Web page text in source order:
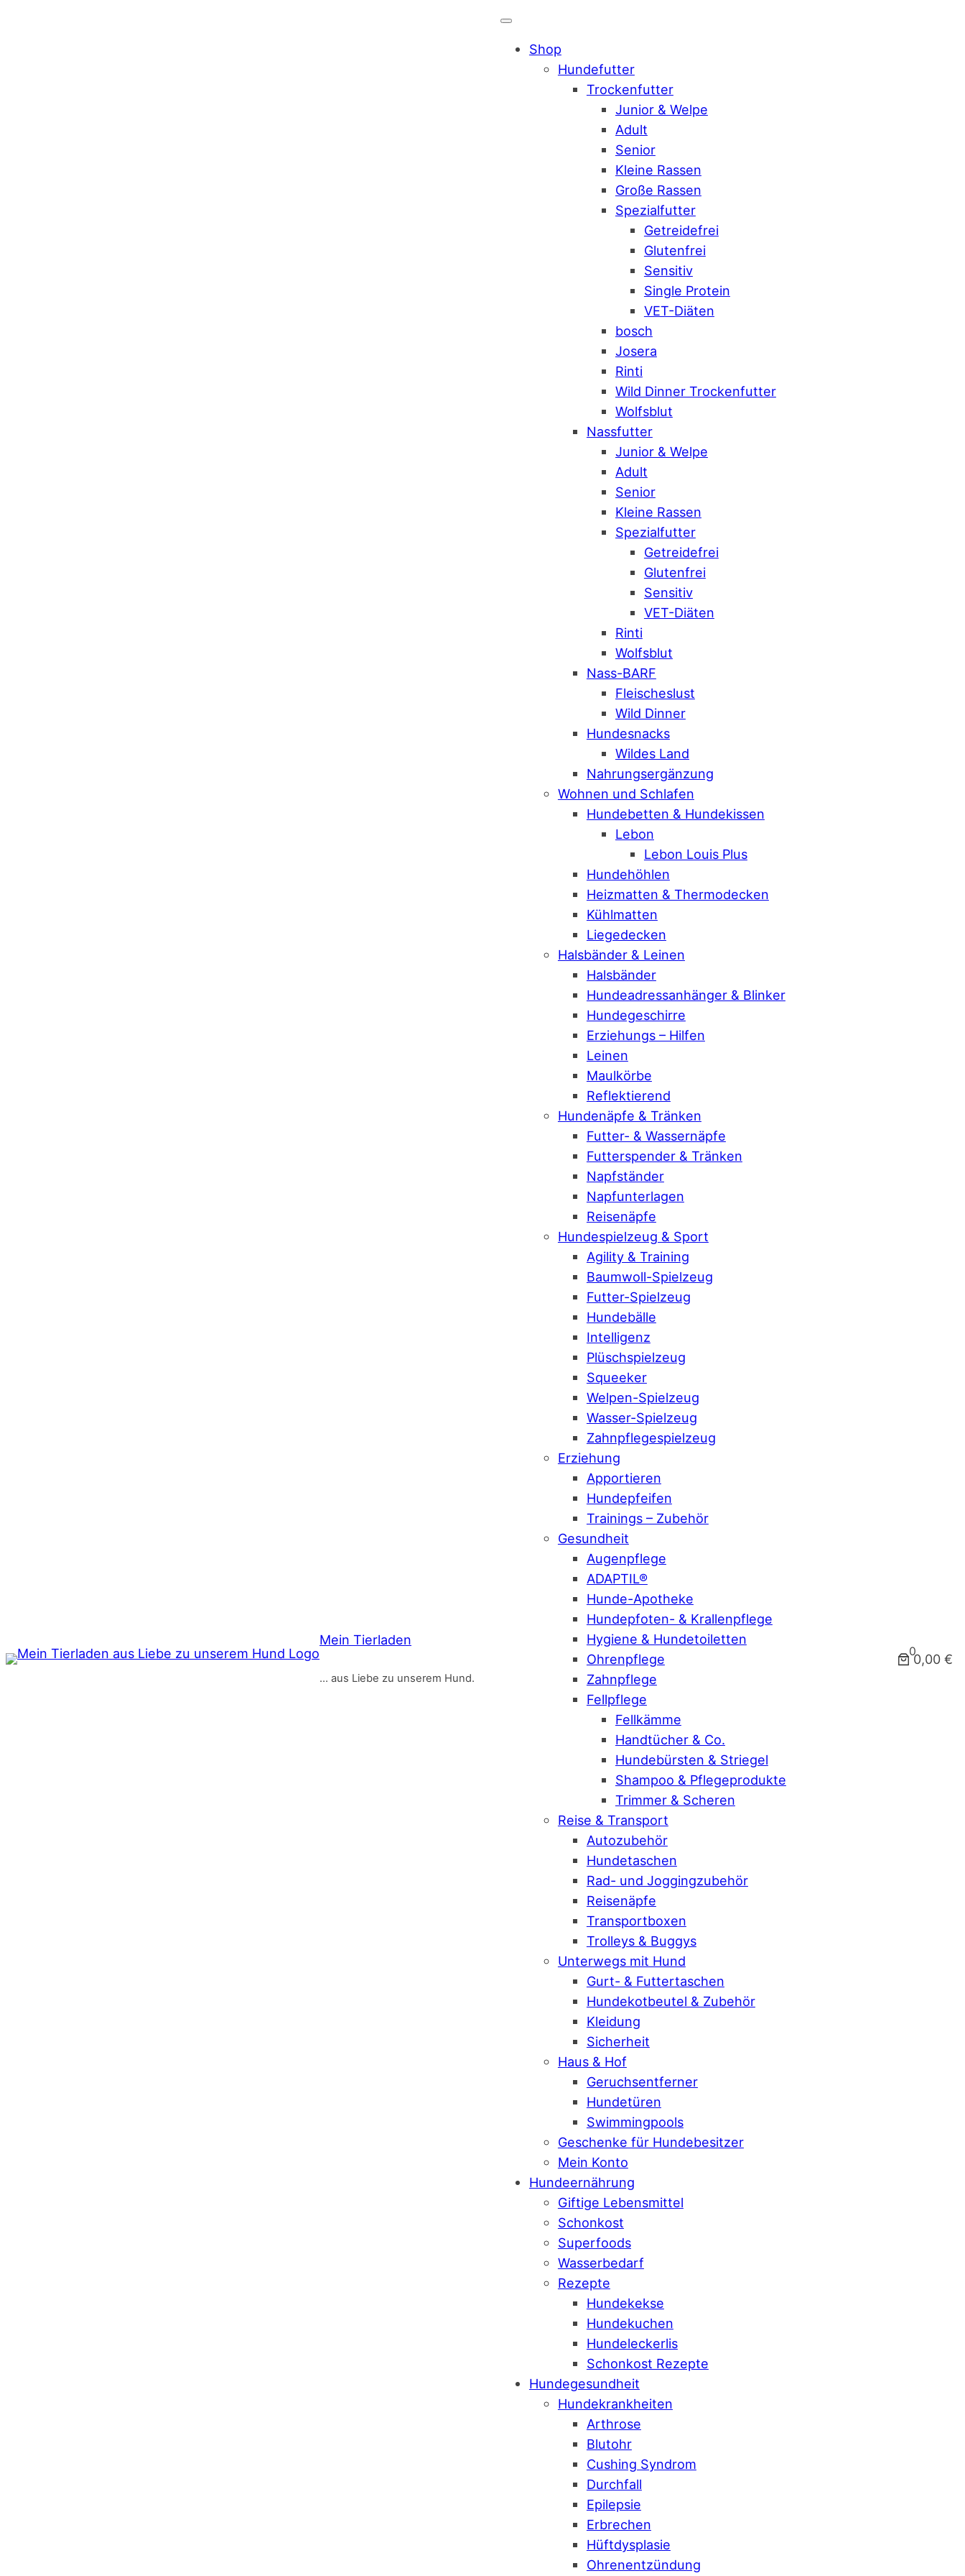
Mein Tierladen
… aus Liebe zu unserem Hund.
Shop
Hundefutter
Trockenfutter
Junior & Welpe
Adult
Senior
Kleine Rassen
Große Rassen
Spezialfutter
Getreidefrei
Glutenfrei
Sensitiv
Single Protein
VET-Diäten
bosch
Josera
Rinti
Wild Dinner Trockenfutter
Wolfsblut
Nassfutter
Junior & Welpe
Adult
Senior
Kleine Rassen
Spezialfutter
Getreidefrei
Glutenfrei
Sensitiv
VET-Diäten
Rinti
Wolfsblut
Nass-BARF
Fleischeslust
Wild Dinner
Hundesnacks
Wildes Land
Nahrungsergänzung
Wohnen und Schlafen
Hundebetten & Hundekissen
Lebon
Lebon Louis Plus
Hundehöhlen
Heizmatten & Thermodecken
Kühlmatten
Liegedecken
Halsbänder & Leinen
Halsbänder
Hundeadressanhänger & Blinker
Hundegeschirre
Erziehungs – Hilfen
Leinen
Maulkörbe
Reflektierend
Hundenäpfe & Tränken
Futter- & Wassernäpfe
Futterspender & Tränken
Napfständer
Napfunterlagen
Reisenäpfe
Hundespielzeug & Sport
Agility & Training
Baumwoll-Spielzeug
Futter-Spielzeug
Hundebälle
Intelligenz
Plüschspielzeug
Squeeker
Welpen-Spielzeug
Wasser-Spielzeug
Zahnpflegespielzeug
Erziehung
Apportieren
Hundepfeifen
Trainings – Zubehör
Gesundheit
Augenpflege
ADAPTIL®
Hunde-Apotheke
Hundepfoten- & Krallenpflege
Hygiene & Hundetoiletten
Ohrenpflege
Zahnpflege
Fellpflege
Fellkämme
Handtücher & Co.
Hundebürsten & Striegel
Shampoo & Pflegeprodukte
Trimmer & Scheren
Reise & Transport
Autozubehör
Hundetaschen
Rad- und Joggingzubehör
Reisenäpfe
Transportboxen
Trolleys & Buggys
Unterwegs mit Hund
Gurt- & Futtertaschen
Hundekotbeutel & Zubehör
Kleidung
Sicherheit
Haus & Hof
Geruchsentferner
Hundetüren
Swimmingpools
Geschenke für Hundebesitzer
Mein Konto
Hundeernährung
Giftige Lebensmittel
Schonkost
Superfoods
Wasserbedarf
Rezepte
Hundekekse
Hundekuchen
Hundeleckerlis
Schonkost Rezepte
Hundegesundheit
Hundekrankheiten
Arthrose
Blutohr
Cushing Syndrom
Durchfall
Epilepsie
Erbrechen
Hüftdysplasie
Ohrenentzündung
0
0,00 €